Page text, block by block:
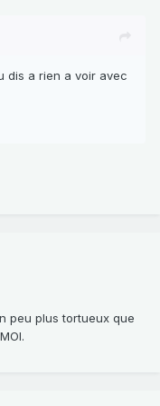
dis a rien a voir avec
peu plus tortueux que